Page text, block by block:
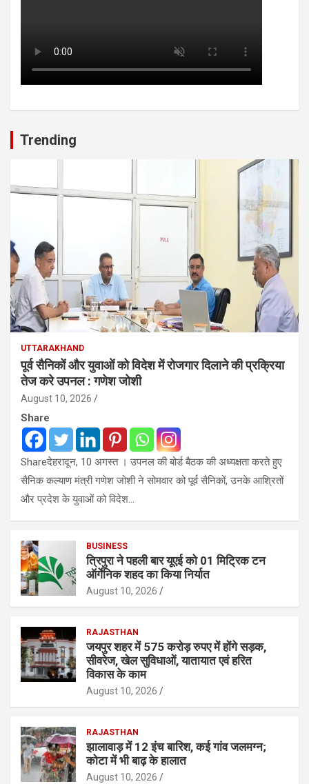
Trending
UTTARAKHAND
पूर्व सैनिकों और युवाओं को विदेश में रोजगार दिलाने की प्रक्रिया
तेज करे उपनल : गणेश जोशी
August 10, 2026
Share
Shareदेहरादून, 10 अगस्त । उपनल की बोर्ड बैठक की अध्यक्षता करते हुए
सैनिक कल्याण मंत्री गणेश जोशी ने सोमवार को पूर्व सैनिकों, उनके आश्रितों
और प्रदेश के युवाओं को विदेश…
BUSINESS
त्रिपुरा ने पहली बार यूएई को 01 मिट्रिक टन
ऑर्गेनिक शहद का किया निर्यात
August 10, 2026
RAJASTHAN
जयपुर शहर में 575 कराेड़ रुपए में हाेंगे सड़क,
सीवरेज, खेल सुविधाओं, यातायात एवं हरित
विकास के काम
August 10, 2026
RAJASTHAN
झालावाड़ में 12 इंच बारिश, कई गांव जलमग्न;
कोटा में भी बाढ़ के हालात
August 10, 2026